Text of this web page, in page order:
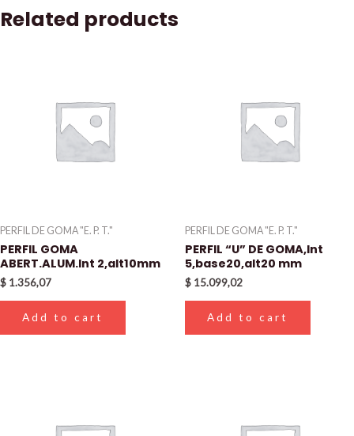
Related products
PERFIL DE GOMA "E. P. T."
PERFIL GOMA
ABERT.ALUM.Int 2,alt10mm
$ 1.356,07
Add to cart
PERFIL DE GOMA "E. P. T."
PERFIL “U” DE GOMA,Int
5,base20,alt20 mm
$ 15.099,02
Add to cart